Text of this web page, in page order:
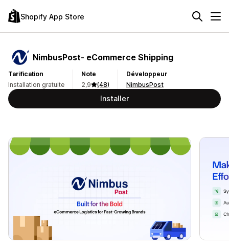
Shopify App Store
NimbusPost‑ eCommerce Shipping
Tarification
Installation gratuite
Note
2,9
(48)
Développeur
NimbusPost
Installer